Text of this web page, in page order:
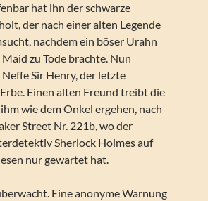
hat ihn der schwarze
der nach einer alten Legende
nachdem ein böser Urahn
zu Tode brachte. Nun
Sir Henry, der letzte
Einen alten Freund treibt die
wie dem Onkel ergehen, nach
Street Nr. 221b, wo der
Sherlock Holmes auf
nur gewartet hat.
Eine anonyme Warnung